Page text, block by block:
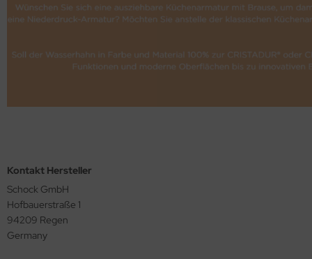
Kontakt Hersteller
Schock GmbH
Hofbauerstraße 1
94209 Regen
Germany